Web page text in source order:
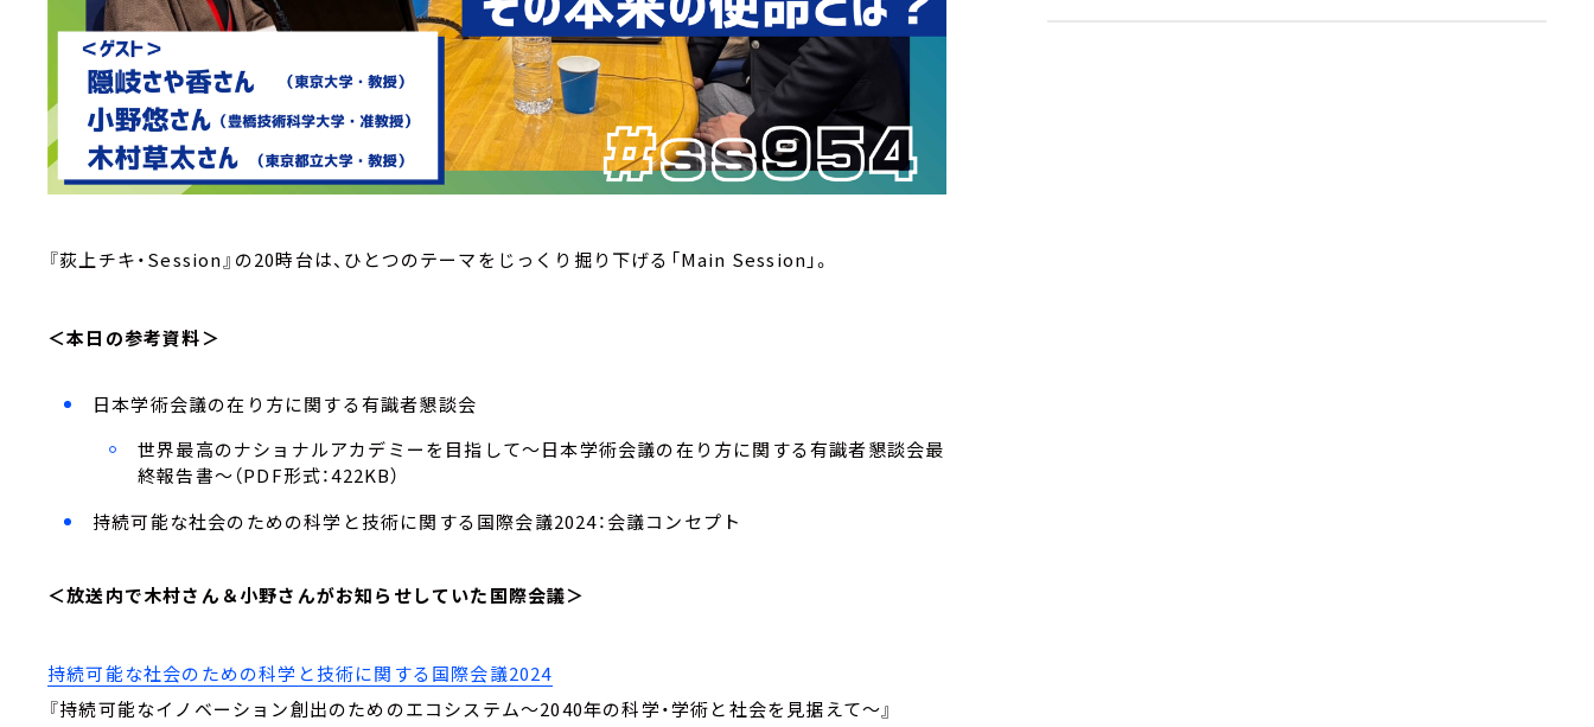
『荻上チキ・Session』の20時台は、ひとつのテーマをじっくり掘り下げる「Main Session」。
＜本日の参考資料＞
日本学術会議の在り方に関する有識者懇談会
世界最高のナショナルアカデミーを目指して～日本学術会議の在り方に関する有識者懇談会最
終報告書～（PDF形式：422KB）
持続可能な社会のための科学と技術に関する国際会議2024：会議コンセプト
＜放送内で木村さん＆小野さんがお知らせしていた国際会議＞
持続可能な社会のための科学と技術に関する国際会議2024
『持続可能なイノベーション創出のためのエコシステム～2040年の科学・学術と社会を見据えて～』